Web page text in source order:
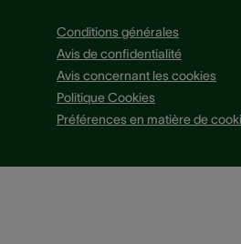
Conditions générales
Avis de confidentialité
Avis concernant les cookies
Politique Cookies
Préférences en matière de